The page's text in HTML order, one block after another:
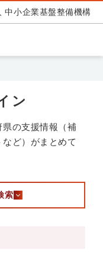
中小企業基盤整備機構
ン
の支援情報（補
ど）がまとめて
索